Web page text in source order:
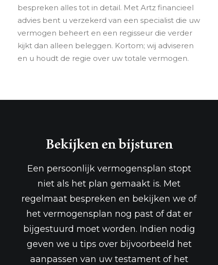
bespreken alles tot in detail. Met Artz financieel
advies bent u verzekerd van een specialist die uw
vermogen beheert en een regisseur die verder
kijkt dan alleen beleggen. Kortom; wij adviseren
en u houdt de regie over uw totale vermogen.
Bekijken en bijsturen
Een persoonlijk vermogensplan stopt
niet als het plan gemaakt is. Met
regelmaat bespreken en bekijken we of
het vermogensplan nog past of dat er
bijgestuurd moet worden. Indien nodig
geven we u tips over bijvoorbeeld het
aanpassen van uw testament of het